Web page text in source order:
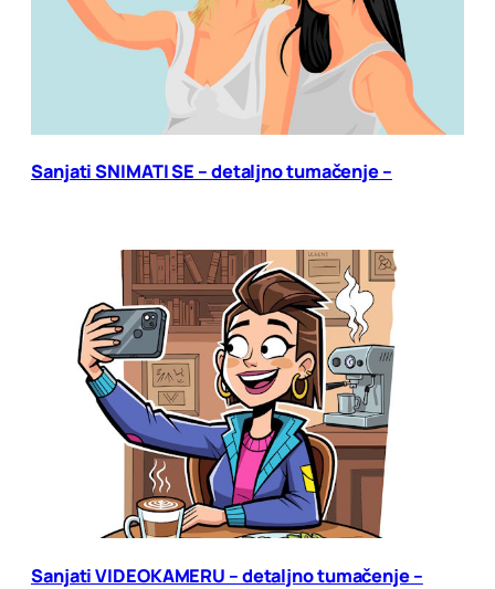
Sanjati SNIMATI SE – detaljno tumačenje –
Sanjati VIDEOKAMERU – detaljno tumačenje –